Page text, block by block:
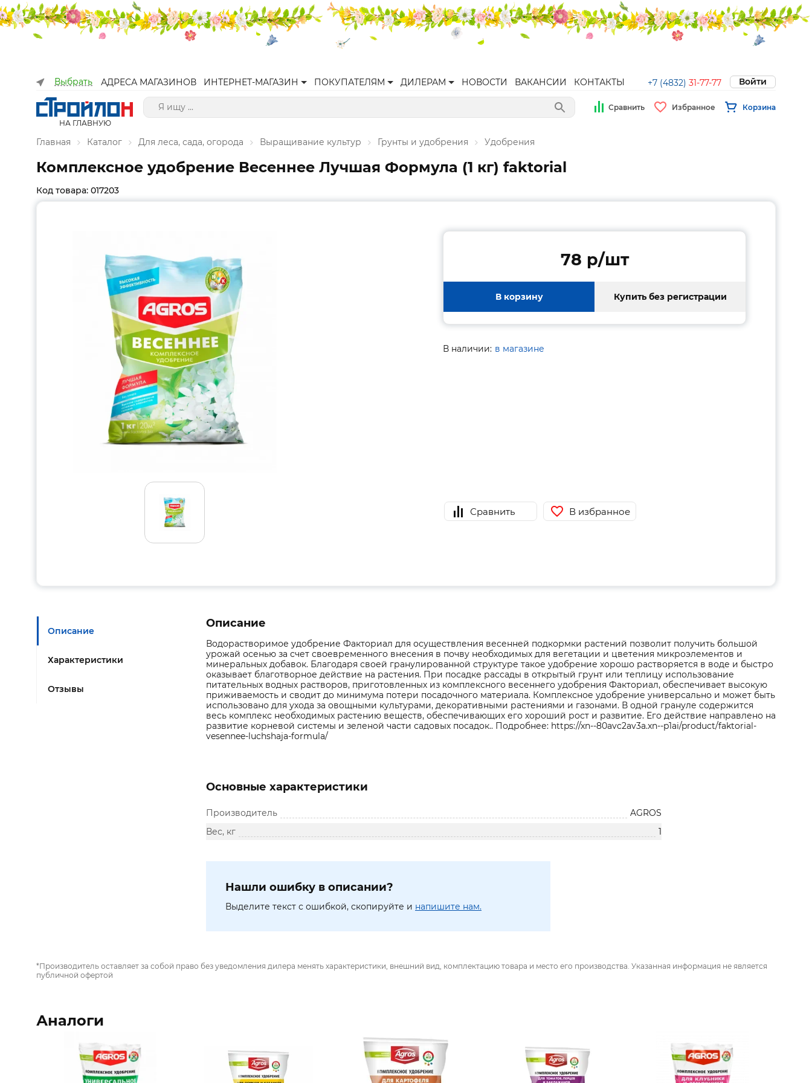
Выбрать АДРЕСА МАГАЗИНОВ ИНТЕРНЕТ-МАГАЗИН ПОКУПАТЕЛЯМ ДИЛЕРАМ НОВОСТИ ВАКАНСИИ КОНТАКТЫ +7 (4832) 31-77-77 Войти
НА ГЛАВНУЮ
Сравнить Избранное Корзина
Главная Каталог Для леса, сада, огорода Выращивание культур Грунты и удобрения Удобрения
Комплексное удобрение Весеннее Лучшая Формула (1 кг) faktorial
Код товара: 017203
78 p/шт
В корзину Купить без регистрации
В наличии: в магазине
Сравнить В избранное
Описание
Характеристики
Отзывы
Описание
Водорастворимое удобрение Факториал для осуществления весенней подкормки растений позволит получить большой
урожай осенью за счет своевременного внесения в почву необходимых для вегетации и цветения микроэлементов и
минеральных добавок. Благодаря своей гранулированной структуре такое удобрение хорошо растворяется в воде и быстро
оказывает благотворное действие на растения. При посадке рассады в открытый грунт или теплицу использование
питательных водных растворов, приготовленных из комплексного весеннего удобрения Факториал, обеспечивает высокую
приживаемость и сводит до минимума потери посадочного материала. Комплексное удобрение универсально и может быть
использовано для ухода за овощными культурами, декоративными растениями и газонами. В одной грануле содержится
весь комплекс необходимых растению веществ, обеспечивающих его хороший рост и развитие. Его действие направлено на
развитие корневой системы и зеленой части садовых посадок.. Подробнее: https://xn--80avc2av3a.xn--p1ai/product/faktorial-
vesennee-luchshaja-formula/
Основные характеристики
Производитель
AGROS
Вес, кг
1
Нашли ошибку в описании?
Выделите текст с ошибкой, скопируйте и напишите нам.
*Производитель оставляет за собой право без уведомления дилера менять характеристики, внешний вид, комплектацию товара и место его производства. Указанная информация не является
публичной офертой
Аналоги